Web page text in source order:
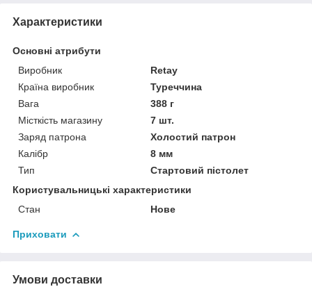
Характеристики
Основні атрибути
Виробник
Retay
Країна виробник
Туреччина
Вага
388 г
Місткість магазину
7 шт.
Заряд патрона
Холостий патрон
Калібр
8 мм
Тип
Стартовий пістолет
Користувальницькі характеристики
Стан
Нове
Приховати
Умови доставки